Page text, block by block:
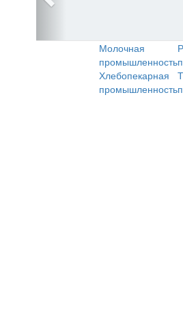
Молочная
промышленность
Хлебопекарная
промышленность